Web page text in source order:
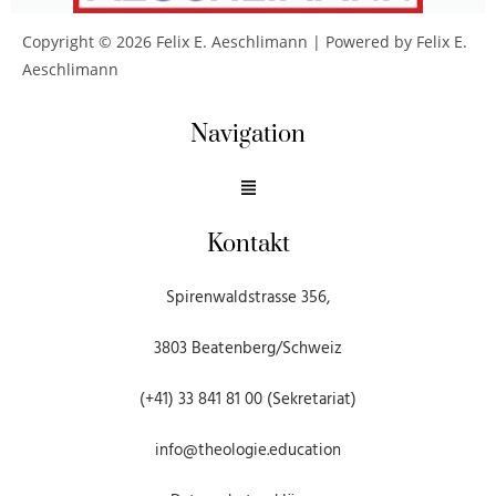
Copyright © 2026 Felix E. Aeschlimann | Powered by Felix E.
Aeschlimann
Navigation
Kontakt
Spirenwaldstrasse 356,
3803 Beatenberg/Schweiz
(+41) 33 841 81 00 (Sekretariat)
info@theologie.education